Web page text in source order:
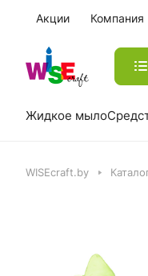
Акции Компания
Жидкое мыло
WISEcraft.by